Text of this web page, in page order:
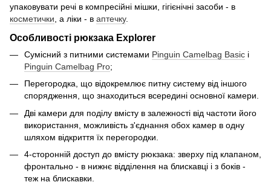
упаковувати речі в компресійні мішки, гігієнічні засоби - в
косметички , а ліки - в аптечку.
Особливості рюкзака Explorer
Сумісний з питними системами Pinguin Camelbag Basic і
Pinguin Camelbag Pro;
Перегородка, що відокремлює питну систему від іншого
спорядження, що знаходиться всередині основної камери.
Дві камери для поділу вмісту в залежності від частоти його
використання, можливість з'єднання обох камер в одну
шляхом відкриття їх перегородки.
4-сторонній доступ до вмісту рюкзака: зверху під клапаном,
фронтально - в нижнє відділення на блискавці і з боків -
теж на блискавки.